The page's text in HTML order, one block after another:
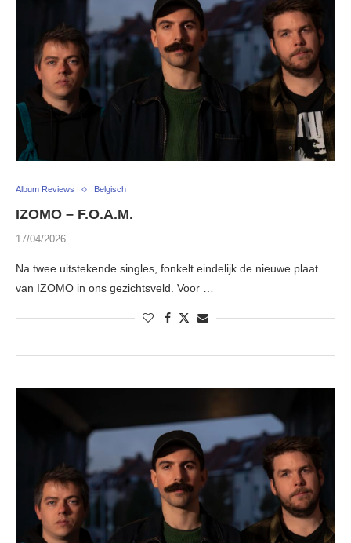
Album Reviews Belgisch
IZOMO – F.O.A.M.
17/04/2026
Na twee uitstekende singles, fonkelt eindelijk de nieuwe plaat
van IZOMO in ons gezichtsveld. Voor …